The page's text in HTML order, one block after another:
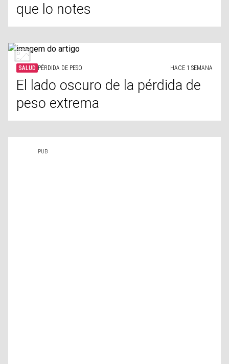
que lo notes
SALUD PÉRDIDA DE PESO HACE 1 SEMANA
El lado oscuro de la pérdida de
peso extrema